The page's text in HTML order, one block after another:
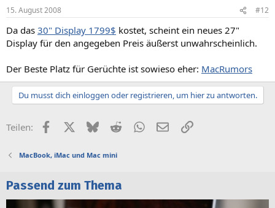
15. August 2008 #12
Da das 30" Display 1799$ kostet, scheint ein neues 27"
Display für den angegeben Preis äußerst unwahrscheinlich.
Der Beste Platz für Gerüchte ist sowieso eher: MacRumors
Du musst dich einloggen oder registrieren, um hier zu antworten.
Teilen: FacebookX (Twitter)
BlueskyRedditWhatsApp
E-MailLink
MacBook, iMac und Mac mini
Passend zum Thema